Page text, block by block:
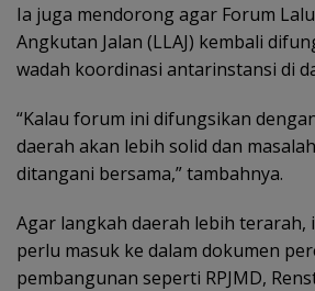
Ia juga mendorong agar Forum
Angkutan Jalan (LLAJ) kembali
wadah koordinasi antarinstansi di
“Kalau forum ini difungsikan
daerah akan lebih solid dan
ditangani bersama,” tambahnya.
Agar langkah daerah lebih terarah,
perlu masuk ke dalam dokumen
pembangunan seperti RPJMD,